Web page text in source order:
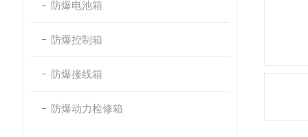
防爆电池箱
防爆控制箱
防爆接线箱
防爆动力检修箱